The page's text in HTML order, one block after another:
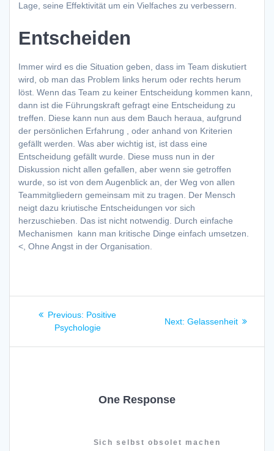
Lage, seine Effektivität um ein Vielfaches zu verbessern.
Entscheiden
Immer wird es die Situation geben, dass im Team diskutiert
wird, ob man das Problem links herum oder rechts herum
löst. Wenn das Team zu keiner Entscheidung kommen kann,
dann ist die Führungskraft gefragt eine Entscheidung zu
treffen. Diese kann nun aus dem Bauch heraua, aufgrund
der persönlichen Erfahrung , oder anhand von Kriterien
gefällt werden. Was aber wichtig ist, ist dass eine
Entscheidung gefällt wurde. Diese muss nun in der
Diskussion nicht allen gefallen, aber wenn sie getroffen
wurde, so ist von dem Augenblick an, der Weg von allen
Teammitgliedern gemeinsam mit zu tragen. Der Mensch
neigt dazu kriutische Entscheidungen vor sich
herzuschieben. Das ist nicht notwendig. Durch einfache
Mechanismen kann man kritische Dinge einfach umsetzen.
<, Ohne Angst in der Organisation.
Beitragsnavigation
Previous: Previous
post:
Positive
Psychologie
Next: Next
Gelassenheit
One Response
Sich selbst obsolet machen